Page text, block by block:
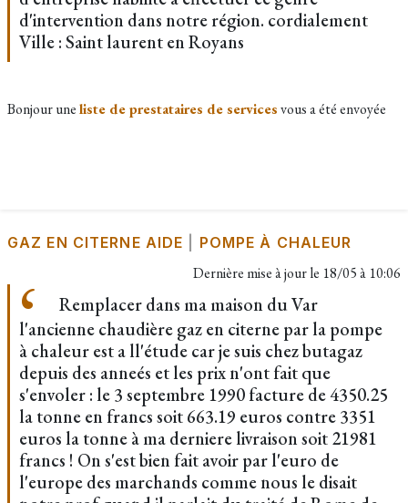
d'intervention dans notre région. cordialement
Ville : Saint laurent en Royans
Bonjour uneliste de prestataires de servicesvous a été envoyée
GAZ EN CITERNE AIDE POMPE À CHALEUR
Dernière mise à jour le 18/05 à 10:06
Remplacer dans ma maison du Var
l'ancienne chaudière gaz en citerne par la pompe
à chaleur est a ll'étude car je suis chez butagaz
depuis des anneés et les prix n'ont fait que
s'envoler : le 3 septembre 1990 facture de 4350.25
la tonne en francs soit 663.19 euros contre 3351
euros la tonne à ma derniere livraison soit 21981
francs ! On s'est bien fait avoir par l'euro de
l'europe des marchands comme nous le disait